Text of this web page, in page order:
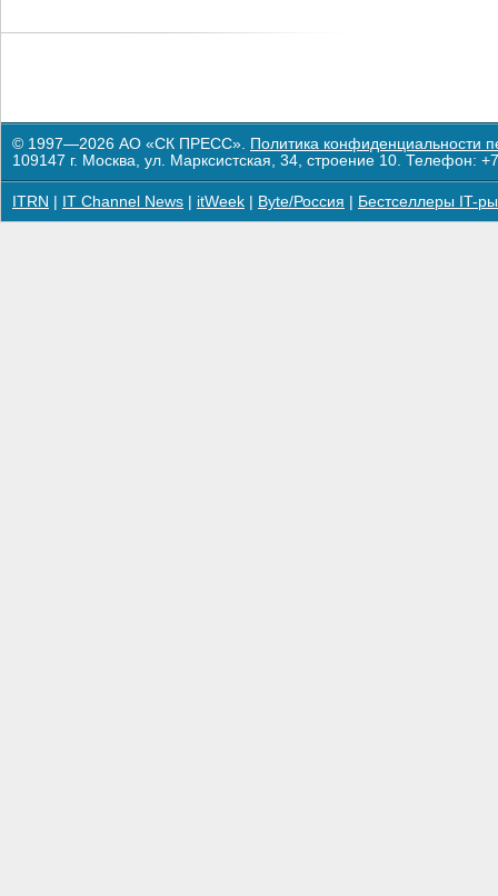
© 1997—2026 АО «СК ПРЕСС». Политика конфиденциальности
109147 г. Москва, ул. Марксистская, 34, строение 10. Телефон:
ITRN IT Channel News itWeek Byte/Россия Бестселлеры IT-